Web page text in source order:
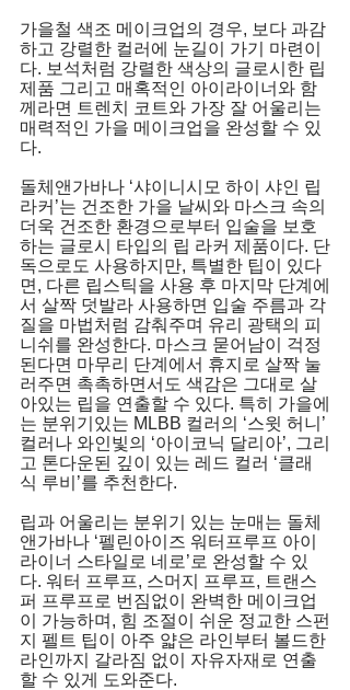
가을철 색조 메이크업의 경우, 보다 과감
하고 강렬한 컬러에 눈길이 가기 마련이
다. 보석처럼 강렬한 색상의 글로시한 립
제품 그리고 매혹적인 아이라이너와 함
께라면 트렌치 코트와 가장 잘 어울리는
매력적인 가을 메이크업을 완성할 수 있
다.
돌체앤가바나 ‘샤이니시모 하이 샤인 립
라커’는 건조한 가을 날씨와 마스크 속의
더욱 건조한 환경으로부터 입술을 보호
하는 글로시 타입의 립 라커 제품이다. 단
독으로도 사용하지만, 특별한 팁이 있다
면, 다른 립스틱을 사용 후 마지막 단계에
서 살짝 덧발라 사용하면 입술 주름과 각
질을 마법처럼 감춰주며 유리 광택의 피
니쉬를 완성한다. 마스크 묻어남이 걱정
된다면 마무리 단계에서 휴지로 살짝 눌
러주면 촉촉하면서도 색감은 그대로 살
아있는 립을 연출할 수 있다. 특히 가을에
는 분위기있는 MLBB 컬러의 ‘스윗 허니’
컬러나 와인빛의 ‘아이코닉 달리아’, 그리
고 톤다운된 깊이 있는 레드 컬러 ‘클래
식 루비’를 추천한다.
립과 어울리는 분위기 있는 눈매는 돌체
앤가바나 ‘펠린아이즈 워터프루프 아이
라이너 스타일로 네로’로 완성할 수 있
다. 워터 프루프, 스머지 프루프, 트랜스
퍼 프루프로 번짐없이 완벽한 메이크업
이 가능하며, 힘 조절이 쉬운 정교한 스펀
지 펠트 팁이 아주 얇은 라인부터 볼드한
라인까지 갈라짐 없이 자유자재로 연출
할 수 있게 도와준다.